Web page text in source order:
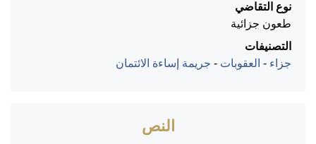
نوع التقاضي
طعون جزائية
التصنيفات
جزاء - العقوبات - جريمة إساءة الائتمان
النص